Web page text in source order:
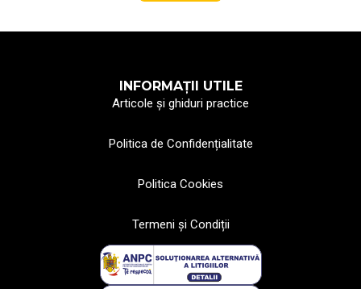
INFORMAȚII UTILE
Articole și ghiduri practice
Politica de Confidențialitate
Politica Cookies
Termeni și Condiții